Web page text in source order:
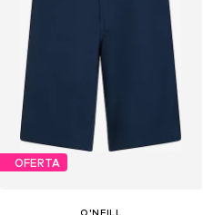
OFERTA
O'NEILL